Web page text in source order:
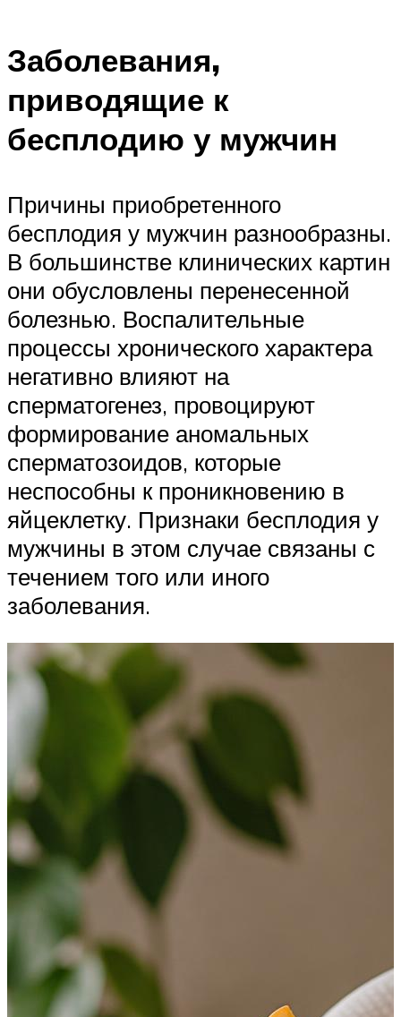
Заболевания,
приводящие к
бесплодию у мужчин
Причины приобретенного
бесплодия у мужчин разнообразны.
В большинстве клинических картин
они обусловлены перенесенной
болезнью. Воспалительные
процессы хронического характера
негативно влияют на
сперматогенез, провоцируют
формирование аномальных
сперматозоидов, которые
неспособны к проникновению в
яйцеклетку. Признаки бесплодия у
мужчины в этом случае связаны с
течением того или иного
заболевания.